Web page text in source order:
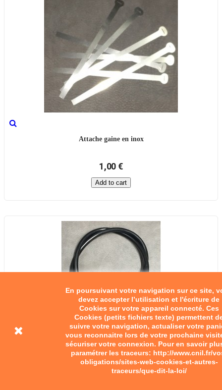
En poursuivant votre navigation sur ce site,
devez accepter l’utilisation et l'écriture de
Cookies sur votre appareil connecté. Ces
Cookies (petits fichiers texte) permettent
suivre votre navigation, actualiser votre
vous reconnaitre lors de votre prochaine
sécuriser votre connexion. Pour en savoir
paramétrer les traceurs: http://www.cnil.fr/
obligations/sites-web-cookies-et-autres-
traceurs/que-dit-la-loi/
Attache gaine en inox
1,00 €
Add to cart